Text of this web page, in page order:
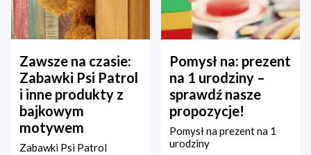
Zawsze na czasie:
Zabawki Psi Patrol
i inne produkty z
bajkowym
motywem
Zabawki Psi Patrol
Pomysł na: prezent
na 1 urodziny –
sprawdź nasze
propozycje!
Pomysł na prezent na 1
urodziny